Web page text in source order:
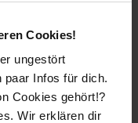
Cookies!
ungestört
paar Infos für dich.
Cookies gehört!?
Wir erklären dir
ist auch mit
anerkannter